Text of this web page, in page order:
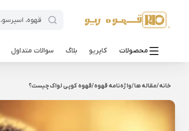
محصولات کاپریو بلاگ سوالات متداول
خانه/مقاله ها/واژه‌نامه قهوه/قهوه کوپی لواک چیست؟